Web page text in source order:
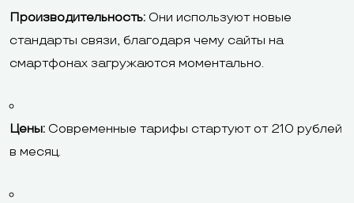
Производительность: Они используют новые
стандарты связи, благодаря чему сайты на
смартфонах загружаются моментально.
Цены: Современные тарифы стартуют от 210 рублей
в месяц.